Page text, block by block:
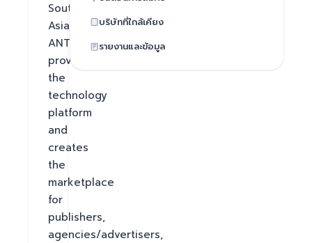
Southeast
Asia,
ANTS
provides
the
technology
platform
and
creates
the
marketplace
for
publishers,
agencies/advertisers,
บริษัทที่ใกล้เคียง
รายงานและข้อมูล